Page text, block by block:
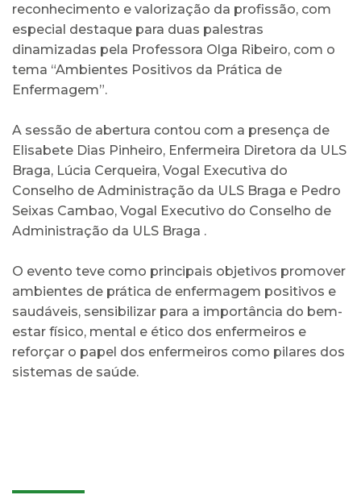
reconhecimento e valorização da profissão, com
especial destaque para duas palestras
dinamizadas pela Professora Olga Ribeiro, com o
tema “Ambientes Positivos da Prática de
Enfermagem”.
A sessão de abertura contou com a presença de
Elisabete Dias Pinheiro, Enfermeira Diretora da ULS
Braga, Lúcia Cerqueira, Vogal Executiva do
Conselho de Administração da ULS Braga e Pedro
Seixas Cambao, Vogal Executivo do Conselho de
Administração da ULS Braga .
O evento teve como principais objetivos promover
ambientes de prática de enfermagem positivos e
saudáveis, sensibilizar para a importância do bem-
estar físico, mental e ético dos enfermeiros e
reforçar o papel dos enfermeiros como pilares dos
sistemas de saúde.